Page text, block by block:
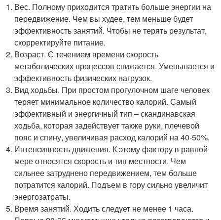
Вес. Полному приходится тратить больше энергии на
передвижение. Чем вы худее, тем меньше будет
эффективность занятий. Чтобы не терять результат,
скорректируйте питание.
Возраст. С течением времени скорость
метаболических процессов снижается. Уменьшается и
эффективность физических нагрузок.
Вид ходьбы. При простом прогулочном шаге человек
теряет минимальное количество калорий. Самый
эффективный и энергичный тип – скандинавская
ходьба, которая задействует также руки, плечевой
пояс и спину, увеличивая расход калорий на 40-50%.
Интенсивность движения. К этому фактору в равной
мере относятся скорость и тип местности. Чем
сильнее затруднено передвижением, тем больше
потратится калорий. Подъем в гору сильно увеличит
энергозатраты.
Время занятий. Ходить следует не менее 1 часа.